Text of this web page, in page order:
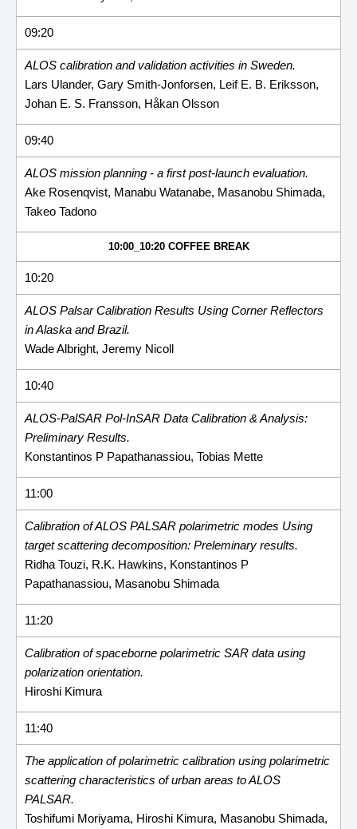
09:20
ALOS calibration and validation activities in Sweden.
Lars Ulander, Gary Smith-Jonforsen, Leif E. B. Eriksson,
Johan E. S. Fransson, Håkan Olsson
09:40
ALOS mission planning - a first post-launch evaluation.
Ake Rosenqvist, Manabu Watanabe, Masanobu Shimada,
Takeo Tadono
10:00_10:20 COFFEE BREAK
10:20
ALOS Palsar Calibration Results Using Corner Reflectors
in Alaska and Brazil.
Wade Albright, Jeremy Nicoll
10:40
ALOS-PalSAR Pol-InSAR Data Calibration & Analysis:
Preliminary Results.
Konstantinos P Papathanassiou, Tobias Mette
11:00
Calibration of ALOS PALSAR polarimetric modes Using
target scattering decomposition: Preleminary results.
Ridha Touzi, R.K. Hawkins, Konstantinos P
Papathanassiou, Masanobu Shimada
11:20
Calibration of spaceborne polarimetric SAR data using
polarization orientation.
Hiroshi Kimura
11:40
The application of polarimetric calibration using polarimetric
scattering characteristics of urban areas to ALOS
PALSAR.
Toshifumi Moriyama, Hiroshi Kimura, Masanobu Shimada,